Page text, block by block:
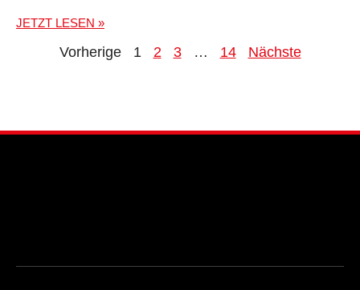
JETZT LESEN »
Vorherige 1 2 3 … 14 Nächste